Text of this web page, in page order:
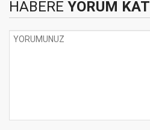
HABERE YORUM KAT